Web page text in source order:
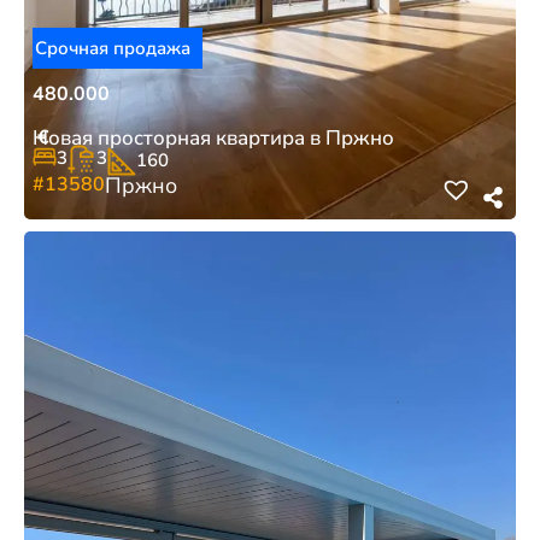
480.000
€
Новая просторная квартира в Пржно
3 3 160
#13580Пржно
Срочная продажа